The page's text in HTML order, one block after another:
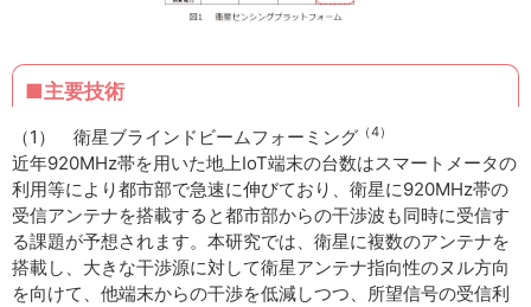
■主要技術
（1） 衛星ブラインドビームフォーミング （4）
近年920MHz帯を用いた地上IoT端末の台数はスマートメータの
利用等により都市部で急速に伸びており、衛星に920MHz帯の
受信アンテナを搭載すると都市部からの干渉波も同時に受信す
る課題が予想されます。本研究では、衛星に複数のアンテナを
搭載し、大きな干渉源に対して衛星アンテナ指向性のヌル方向
を向けて、他端末からの干渉を低減しつつ、所望信号の受信利